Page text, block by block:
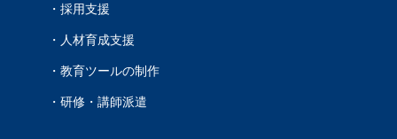
採用支援
人材育成支援
教育ツールの制作
研修・講師派遣